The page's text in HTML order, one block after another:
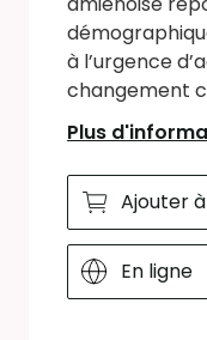
à l’urgence
changement
Plus
Ajouter
En ligne